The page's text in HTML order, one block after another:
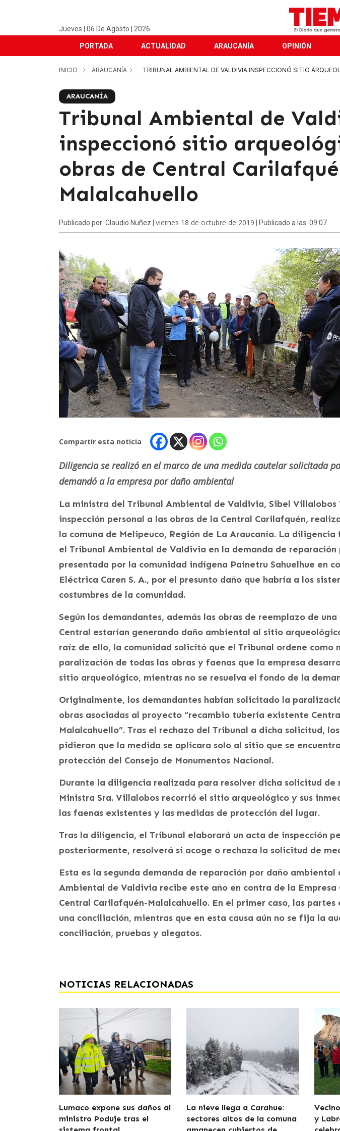
Jueves | 06 De Agosto | 2026
PORTADA ACTUALIDAD ARAUCANÍA OPINIÓN
INICIO ARAUCANÍA TRIBUNAL AMBIENTAL DE VALDIVIA INSPECCIONÓ SITIO
ARAUCANÍA
Tribunal Ambiental de
inspeccionó sitio
obras de Central
Malalcahuello
Publicado por: Claudio Nuñez | viernes 18 de octubre de 2019 | Publicado a las: 09:07
Compartir esta noticia
Diligencia se realizó en el marco de una medida cautelar solicitada
demandó a la empresa por daño ambiental
La ministra del Tribunal Ambiental de Valdivia, Sibel Villalobos
inspección personal a las obras de la Central Carilafquén,
la comuna de Melipeuco, Región de La Araucanía. La
el Tribunal Ambiental de Valdivia en la demanda de
presentada por la comunidad indígena Painetru Sahuelhue en
Eléctrica Caren S. A., por el presunto daño que habría a los
costumbres de la comunidad.
Según los demandantes, además las obras de reemplazo de
Central estarían generando daño ambiental al sitio
raíz de ello, la comunidad solicitó que el Tribunal ordene como
paralización de todas las obras y faenas que la empresa
sitio arqueológico, mientras no se resuelva el fondo de la
Originalmente, los demandantes habían solicitado la
obras asociadas al proyecto “recambio tubería existente
Malalcahuello”. Tras el rechazo del Tribunal a dicha solicitud,
pidieron que la medida se aplicara solo al sitio que se
protección del Consejo de Monumentos Nacional.
Durante la diligencia realizada para resolver dicha solicitud de
Ministra Sra. Villalobos recorrió el sitio arqueológico y sus
las faenas existentes y las medidas de protección del lugar.
Tras la diligencia, el Tribunal elaborará un acta de inspección
posteriormente, resolverá si acoge o rechaza la solicitud de
Esta es la segunda demanda de reparación por daño ambiental
Ambiental de Valdivia recibe este año en contra de la Empresa
Central Carilafquén-Malalcahuello. En el primer caso, las partes
una conciliación, mientras que en esta causa aún no se fija la
conciliación, pruebas y alegatos.
NOTICIAS RELACIONADAS
Lumaco expone sus daños al
ministro Poduje tras el
La nieve llega a Carahue:
sectores altos de la comuna
y